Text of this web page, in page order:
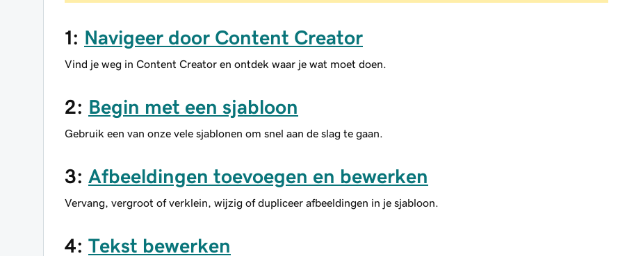
1: Navigeer door Content Creator
Vind je weg in Content Creator en ontdek waar je wat moet doen.
2: Begin met een sjabloon
Gebruik een van onze vele sjablonen om snel aan de slag te gaan.
3: Afbeeldingen toevoegen en bewerken
Vervang, vergroot of verklein, wijzig of dupliceer afbeeldingen in je sjabloon.
4: Tekst bewerken